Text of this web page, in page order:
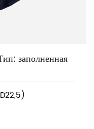
заполненная